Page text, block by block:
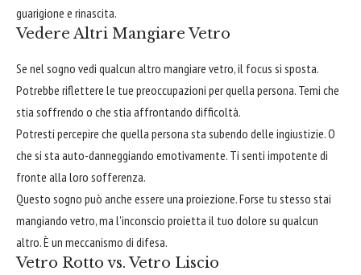
guarigione e rinascita.
Vedere Altri Mangiare Vetro
Se nel sogno vedi qualcun altro mangiare vetro, il focus si sposta.
Potrebbe riflettere le tue preoccupazioni per quella persona. Temi che
stia soffrendo o che stia affrontando difficoltà.
Potresti percepire che quella persona sta subendo delle ingiustizie. O
che si sta auto-danneggiando emotivamente. Ti senti impotente di
fronte alla loro sofferenza.
Questo sogno può anche essere una proiezione. Forse tu stesso stai
mangiando vetro, ma l'inconscio proietta il tuo dolore su qualcun
altro. È un meccanismo di difesa.
Vetro Rotto vs. Vetro Liscio